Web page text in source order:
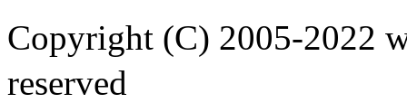
Copyright (C) 2005-2022
reserved